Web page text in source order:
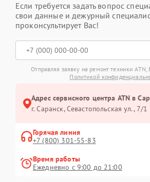
Если требуется задать вопрос
свои данные и дежурный
проконсультирует Вас!
Отправляя заявку на ремонт техники ATN,
Политикой
Адрес сервисного центра ATN в
г. Саранск, Севастопольская ул., 7/1
Горячая линия
+7 (800) 301-55-83
Время работы
Ежедневно с 9:00 до 21:00